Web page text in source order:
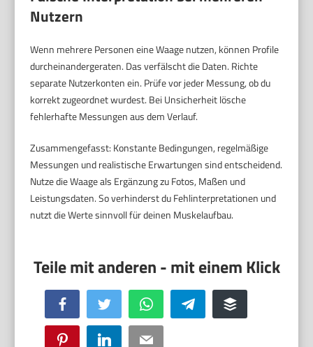
Nutzern
Wenn mehrere Personen eine Waage nutzen, können Profile
durcheinandergeraten. Das verfälscht die Daten. Richte
separate Nutzerkonten ein. Prüfe vor jeder Messung, ob du
korrekt zugeordnet wurdest. Bei Unsicherheit lösche
fehlerhafte Messungen aus dem Verlauf.
Zusammengefasst: Konstante Bedingungen, regelmäßige
Messungen und realistische Erwartungen sind entscheidend.
Nutze die Waage als Ergänzung zu Fotos, Maßen und
Leistungsdaten. So verhinderst du Fehlinterpretationen und
nutzt die Werte sinnvoll für deinen Muskelaufbau.
Facebook Twitter WhatsApp Telegram Buffer
Pinterest LinkedIn Email